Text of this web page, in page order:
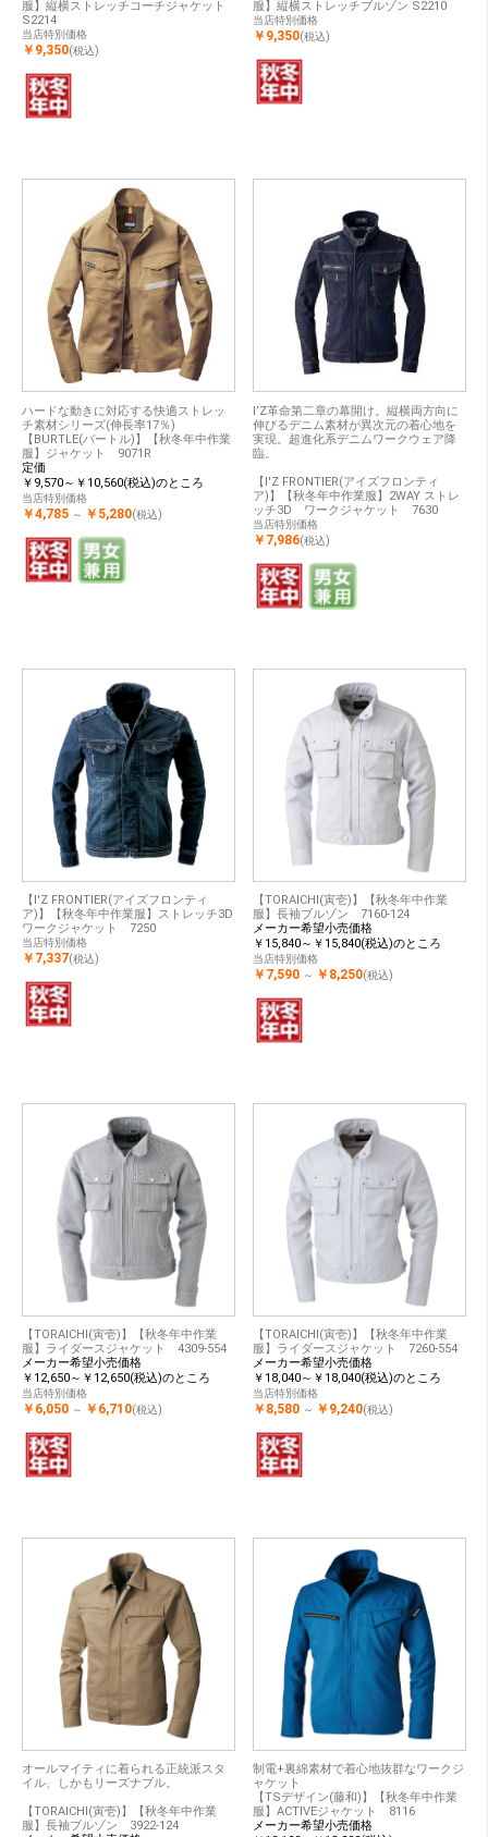
服】縦横ストレッチコーチジャケット
S2214
当店特別価格
￥9,350(税込)
服】縦横ストレッチブルゾン S2210
当店特別価格
￥9,350(税込)
ハードな動きに対応する快適ストレッ
チ素材シリーズ(伸長率17％)
【BURTLE(バートル)】【秋冬年中作業
服】ジャケット 9071R
定価
￥9,570～￥10,560(税込)のところ
当店特別価格
￥4,785 ～ ￥5,280(税込)
I’Z革命第二章の幕開け。縦横両方向に
伸びるデニム素材が異次元の着心地を
実現。超進化系デニムワークウェア降
臨。
【I'Z FRONTIER(アイズフロンティ
ア)】【秋冬年中作業服】2WAY ストレ
ッチ3D ワークジャケット 7630
当店特別価格
￥7,986(税込)
【I'Z FRONTIER(アイズフロンティ
ア)】【秋冬年中作業服】ストレッチ3D
ワークジャケット 7250
当店特別価格
￥7,337(税込)
【TORAICHI(寅壱)】【秋冬年中作業
服】長袖ブルゾン 7160-124
メーカー希望小売価格
￥15,840～￥15,840(税込)のところ
当店特別価格
￥7,590 ～ ￥8,250(税込)
【TORAICHI(寅壱)】【秋冬年中作業
服】ライダースジャケット 4309-554
メーカー希望小売価格
￥12,650～￥12,650(税込)のところ
当店特別価格
￥6,050 ～ ￥6,710(税込)
【TORAICHI(寅壱)】【秋冬年中作業
服】ライダースジャケット 7260-554
メーカー希望小売価格
￥18,040～￥18,040(税込)のところ
当店特別価格
￥8,580 ～ ￥9,240(税込)
オールマイティに着られる正統派スタ
イル、しかもリーズナブル。
【TORAICHI(寅壱)】【秋冬年中作業
服】長袖ブルゾン 3922-124
制電+裏綿素材で着心地抜群なワークジ
ャケット
【TSデザイン(藤和)】【秋冬年中作業
服】ACTIVEジャケット 8116
メーカー希望小売価格